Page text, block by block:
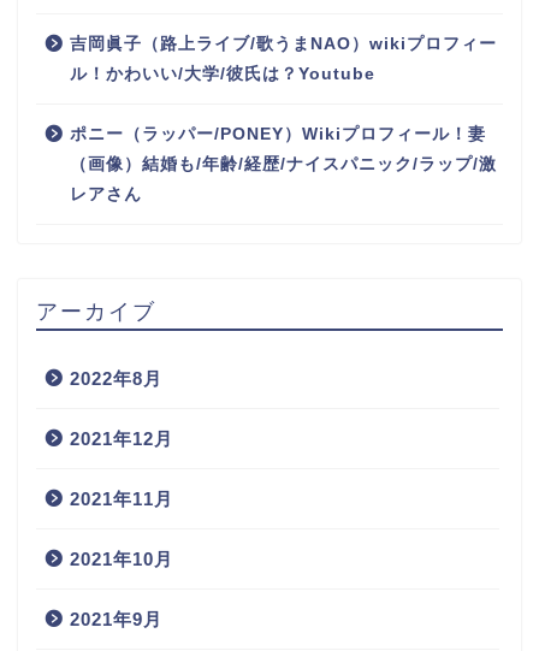
吉岡眞子（路上ライブ/歌うまNAO）wikiプロフィー
ル！かわいい/大学/彼氏は？Youtube
ポニー（ラッパー/PONEY）Wikiプロフィール！妻
（画像）結婚も/年齢/経歴/ナイスパニック/ラップ/激
レアさん
アーカイブ
2022年8月
2021年12月
2021年11月
2021年10月
2021年9月